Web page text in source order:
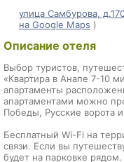
улица Самбурова,
на Google Maps )
Описание отеля
Выбор туристов,
«Квартира в Анапе 7-10
апартаменты
апартаментами можно
Победы, Русские ворота
Бесплатный Wi-Fi на
связи. Если вы
будет на парковке